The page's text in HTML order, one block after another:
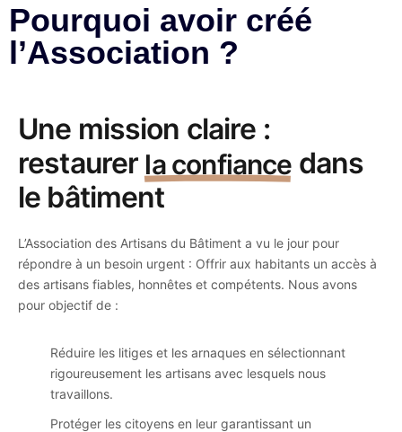
Pourquoi avoir créé
l’Association ?​
Une mission claire :
restaurer la confiance dans
le bâtiment
L’Association des Artisans du Bâtiment a vu le jour pour
répondre à un besoin urgent : Offrir aux habitants un accès à
des artisans fiables, honnêtes et compétents. Nous avons
pour objectif de :
Réduire les litiges et les arnaques en sélectionnant
rigoureusement les artisans avec lesquels nous
travaillons.
Protéger les citoyens en leur garantissant un